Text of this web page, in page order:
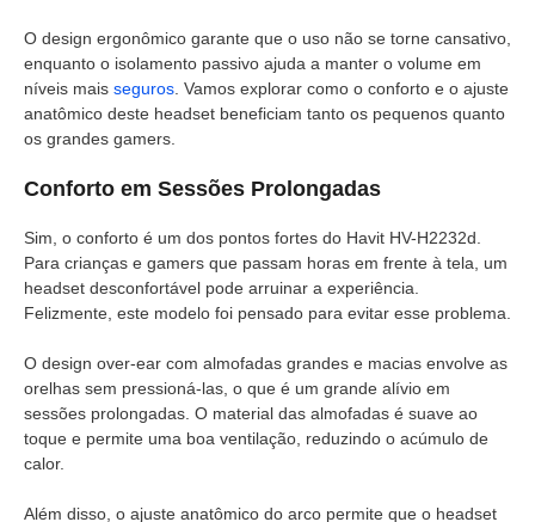
O design ergonômico garante que o uso não se torne cansativo,
enquanto o isolamento passivo ajuda a manter o volume em
níveis mais seguros . Vamos explorar como o conforto e o ajuste
anatômico deste headset beneficiam tanto os pequenos quanto
os grandes gamers.
Conforto em Sessões Prolongadas
Sim, o conforto é um dos pontos fortes do Havit HV-H2232d.
Para crianças e gamers que passam horas em frente à tela, um
headset desconfortável pode arruinar a experiência.
Felizmente, este modelo foi pensado para evitar esse problema.
O design over-ear com almofadas grandes e macias envolve as
orelhas sem pressioná-las, o que é um grande alívio em
sessões prolongadas. O material das almofadas é suave ao
toque e permite uma boa ventilação, reduzindo o acúmulo de
calor.
Além disso, o ajuste anatômico do arco permite que o headset